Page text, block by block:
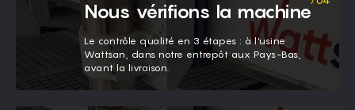
Nous vérifions la machine
Le contrôle qualité en 3 étapes : à l'usine
Wattsan, dans notre entrepôt aux Pays-Bas,
avant la livraison.